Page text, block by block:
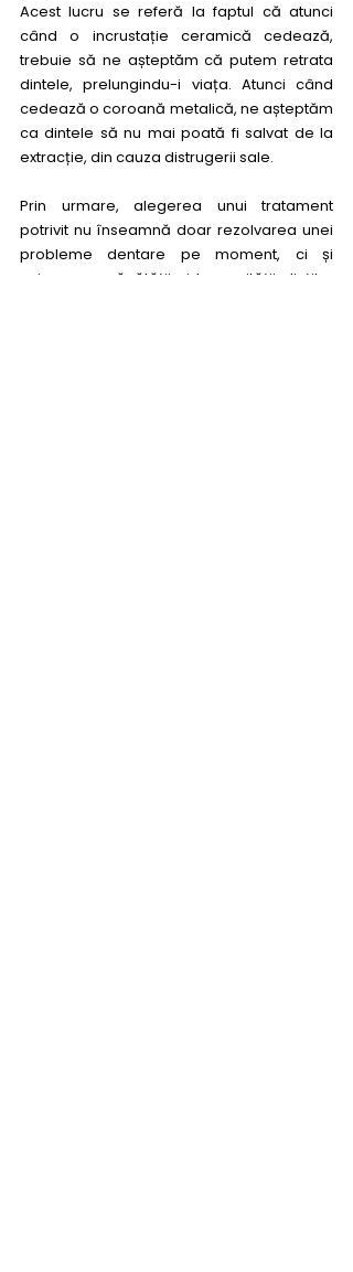
Acest lucru se referă la faptul că atunci
când o incrustație ceramică cedează,
trebuie să ne așteptăm că putem retrata
dintele, prelungindu-i viața. Atunci când
cedează o coroană metalică, ne așteptăm
ca dintele să nu mai poată fi salvat de la
extracție, din cauza distrugerii sale.
Prin urmare, alegerea unui tratament
potrivit nu înseamnă doar rezolvarea unei
probleme dentare pe moment, ci și
asigurarea sănătății și longevității dinților